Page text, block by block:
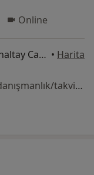
Online
Suadiye Mahallesi, Şemsettin Günaltay Caddesi, No:93 Kat:1 Daire:2, Kadıköy • Harita
Bu uzman ilgili adres için online danışmanlık/takvim sunmuyor.